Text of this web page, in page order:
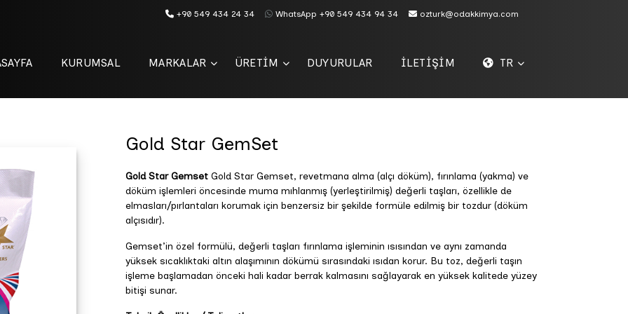
+90 549 434 24 34 WhatsApp +90 549 434 94 34 ozturk@odakkimya.com
KURUMSAL MARKALAR ÜRETİM DUYURULAR İLETİŞİM TR
Gold Star GemSet
Gold Star Gemset Gold Star Gemset, revetmana alma (alçı döküm), fırınlama (yakma) ve
döküm işlemleri öncesinde muma mıhlanmış (yerleştirilmiş) değerli taşları, özellikle de
elmasları/pırlantaları korumak için benzersiz bir şekilde formüle edilmiş bir tozdur (döküm
alçısıdır).
Gemset’in özel formülü, değerli taşları fırınlama işleminin ısısından ve aynı zamanda
yüksek sıcaklıktaki altın alaşımının dökümü sırasındaki ısıdan korur. Bu toz, değerli taşın
işleme başlamadan önceki hali kadar berrak kalmasını sağlayarak en yüksek kalitede yüzey
bitişi sunar.